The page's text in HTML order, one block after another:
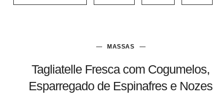
MASSAS
Tagliatelle Fresca com Cogumelos,
Esparregado de Espinafres e Nozes